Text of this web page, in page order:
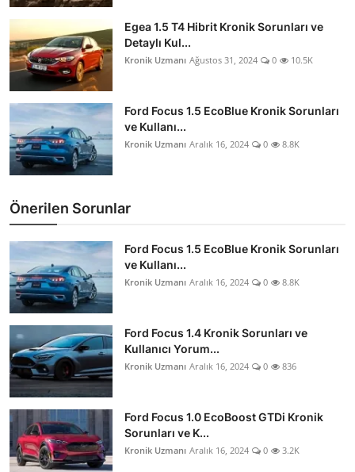
Egea 1.5 T4 Hibrit Kronik Sorunları ve
Detaylı Kul...
Kronik Uzmanı Ağustos 31, 2024 0 10.5K
Ford Focus 1.5 EcoBlue Kronik Sorunları
ve Kullanı...
Kronik Uzmanı Aralık 16, 2024 0 8.8K
Önerilen Sorunlar
Ford Focus 1.5 EcoBlue Kronik Sorunları
ve Kullanı...
Kronik Uzmanı Aralık 16, 2024 0 8.8K
Ford Focus 1.4 Kronik Sorunları ve
Kullanıcı Yorum...
Kronik Uzmanı Aralık 16, 2024 0 836
Ford Focus 1.0 EcoBoost GTDi Kronik
Sorunları ve K...
Kronik Uzmanı Aralık 16, 2024 0 3.2K